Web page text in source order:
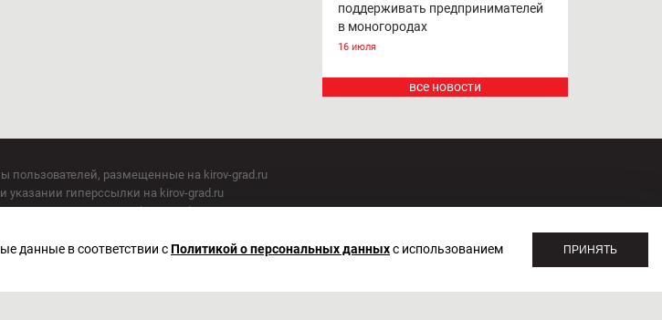
поддерживать предпринимателей
в моногородах
16 июля
все новости
пользователей, размещенные на kirov-grad.ru
указании гиперссылки на kirov-grad.ru
указании на ресурс: kirov-grad.ru
технологий и массовых коммуникаций 20.07.2018. Регистрационный номер ЭЛ №
данные в соответствии сПолитикой о персональных данныхс использованием
ПРИНЯТЬ